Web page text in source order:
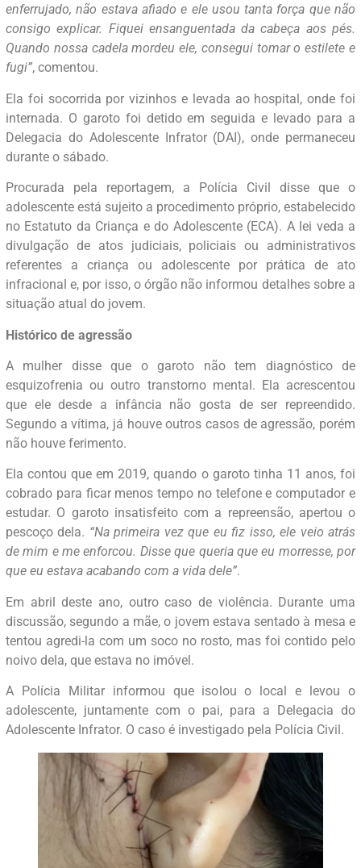
enferrujado, não estava afiado e ele usou tanta força que não
consigo explicar. Fiquei ensanguentada da cabeça aos pés.
Quando nossa cadela mordeu ele, consegui tomar o estilete e
fugi”, comentou.
Ela foi socorrida por vizinhos e levada ao hospital, onde foi
internada. O garoto foi detido em seguida e levado para a
Delegacia do Adolescente Infrator (DAI), onde permaneceu
durante o sábado.
Procurada pela reportagem, a Polícia Civil disse que o
adolescente está sujeito a procedimento próprio, estabelecido
no Estatuto da Criança e do Adolescente (ECA). A lei veda a
divulgação de atos judiciais, policiais ou administrativos
referentes a criança ou adolescente por prática de ato
infracional e, por isso, o órgão não informou detalhes sobre a
situação atual do jovem.
Histórico de agressão
A mulher disse que o garoto não tem diagnóstico de
esquizofrenia ou outro transtorno mental. Ela acrescentou
que ele desde a infância não gosta de ser repreendido.
Segundo a vítima, já houve outros casos de agressão, porém
não houve ferimento.
Ela contou que em 2019, quando o garoto tinha 11 anos, foi
cobrado para ficar menos tempo no telefone e computador e
estudar. O garoto insatisfeito com a repreensão, apertou o
pescoço dela. “Na primeira vez que eu fiz isso, ele veio atrás
de mim e me enforcou. Disse que queria que eu morresse, por
que eu estava acabando com a vida dele”.
Em abril deste ano, outro caso de violência. Durante uma
discussão, segundo a mãe, o jovem estava sentado à mesa e
tentou agredi-la com um soco no rosto, mas foi contido pelo
noivo dela, que estava no imóvel.
A Polícia Militar informou que isolou o local e levou o
adolescente, juntamente com o pai, para a Delegacia do
Adolescente Infrator. O caso é investigado pela Polícia Civil.